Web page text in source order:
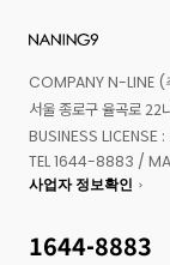
COMPANY N-LINE (
서울 종로구 율곡로
BUSINESS LICENSE
TEL 1644-8883 /
사업자 정보확인
1644-8883